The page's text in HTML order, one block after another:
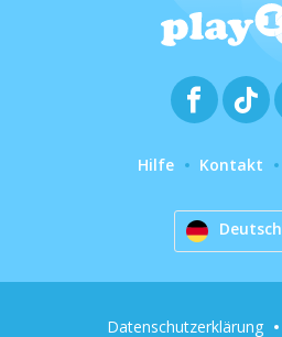
Hilfe Kontakt
Deutsch
Datenschutzerklärung